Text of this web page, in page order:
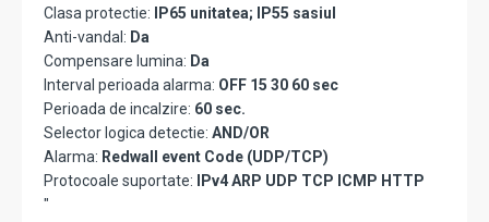
Clasa protectie:
IP65 unitatea; IP55 sasiul
Anti-vandal: Da
Compensare lumina: Da
Interval perioada alarma: OFF 15 30 60 sec
Perioada de incalzire: 60 sec.
Selector logica detectie: AND/OR
Alarma: Redwall event Code (UDP/TCP)
Protocoale suportate:
IPv4 ARP UDP TCP ICMP HTTP
"